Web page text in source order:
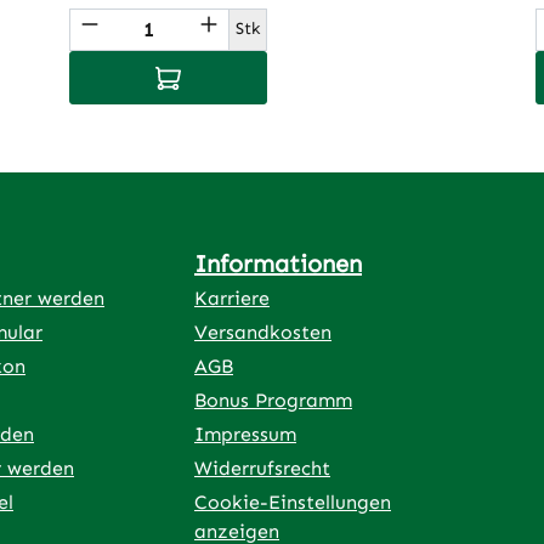
Wert ein oder benutze die
Produkt Anzahl: Gib den
Stk
In den Warenkorb
werden
werden
Informationen
Karriere
Versandkosten
AGB
Bonus Programm
Impressum
Widerrufsrecht
Cookie-Einstellungen
anzeigen